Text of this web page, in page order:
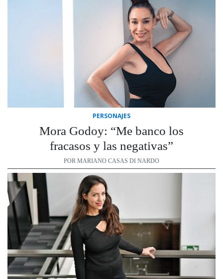
PERSONAJES
Mora Godoy: “Me banco los
fracasos y las negativas”
POR MARIANO CASAS DI NARDO